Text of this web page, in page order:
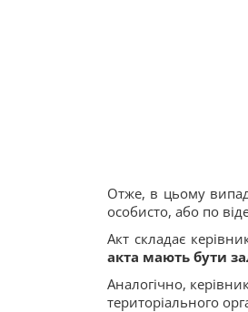
Отже, в цьому
особисто, або по
Акт складає
акта мають бути
Аналогічно,
територіального